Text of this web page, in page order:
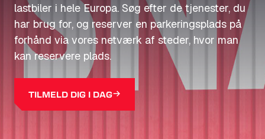
lastbiler i hele Europa. Søg efter de tjenester, du
har brug for, og reserver en parkeringsplads på
forhånd via vores netværk af steder, hvor man
kan reservere plads.
TILMELD DIG I DAG